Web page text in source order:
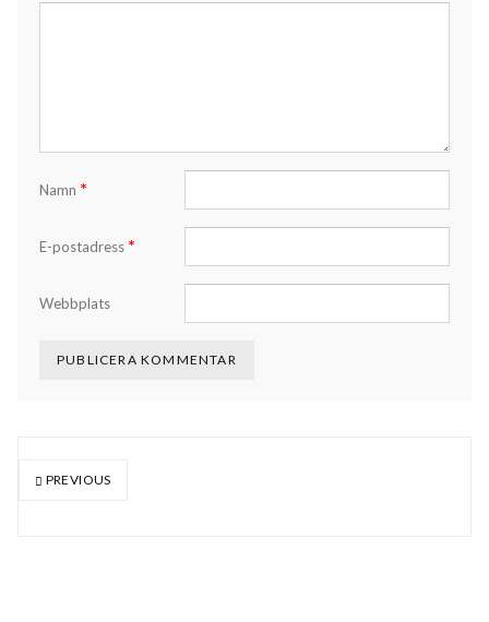
Namn *
E-postadress *
Webbplats
PREVIOUS